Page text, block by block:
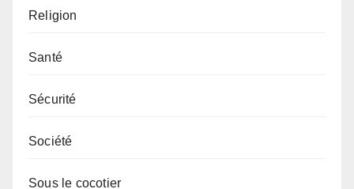
Religion
Santé
Sécurité
Société
Sous le cocotier